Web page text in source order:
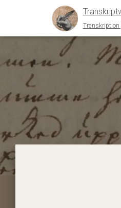
Transkription